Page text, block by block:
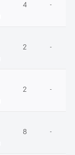
4 -
2 -
2 -
8 -